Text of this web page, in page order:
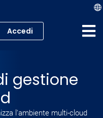
Accedi
gestione
l'ambiente multi-cloud